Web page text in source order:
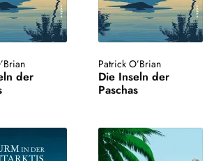
der
Patrick O’Brian
Die Inseln der
Paschas